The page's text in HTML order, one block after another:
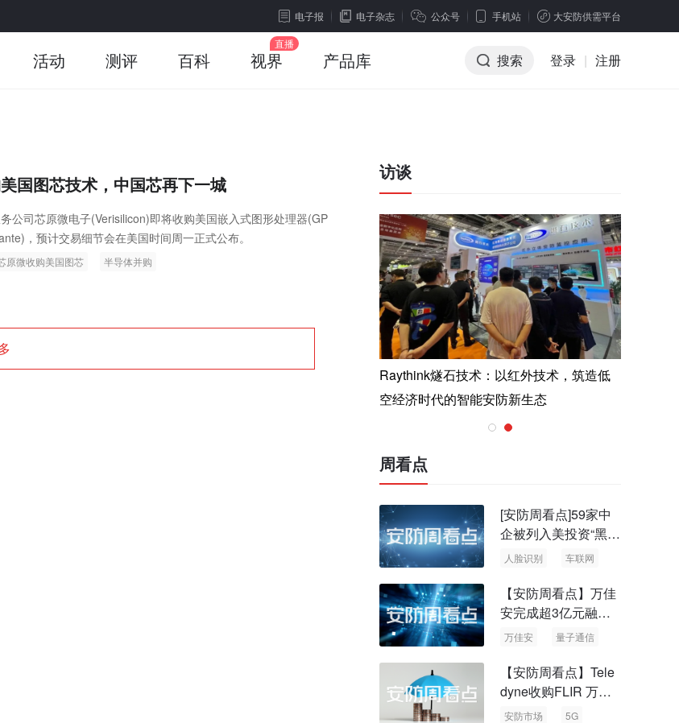
电子报 电子杂志 公众号 手机站 大安防供需平台
活动 测评 百科 视界 产品库 搜索 登录 | 注册
国图芯技术，中国芯再下一城
公司芯原微电子(Verisilicon)即将收购美国嵌入式图形处理器(GP
，预计交易细节会在美国时间周一正式公布。
原微收购美国图芯 半导体并购
访谈
以红外技术，筑造低 智联航空：无人机赋能应急救援与医疗运
Raythink燧石技术：以红外技术，筑造低
空经济时代的智能安防新生态
周看点
[安防周看点]59家中
企被列入美投资“黑名
单” 中国信通院启动
人脸识别 车联网
【安防周看点】万佳
安完成超3亿元融资
国内首批量子通信标
万佳安 量子通信
【安防周看点】Tele
dyne收购FLIR 万物
云新品牌“万御安防”
安防市场 5G